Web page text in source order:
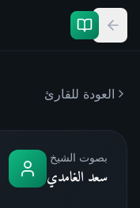
العودة للقارئ
بصوت الشيخ
سعد الغامدي